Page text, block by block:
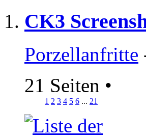
CK3
Porzellanfritte
21 Seiten •
1 2 3 4 5 6 ... 21